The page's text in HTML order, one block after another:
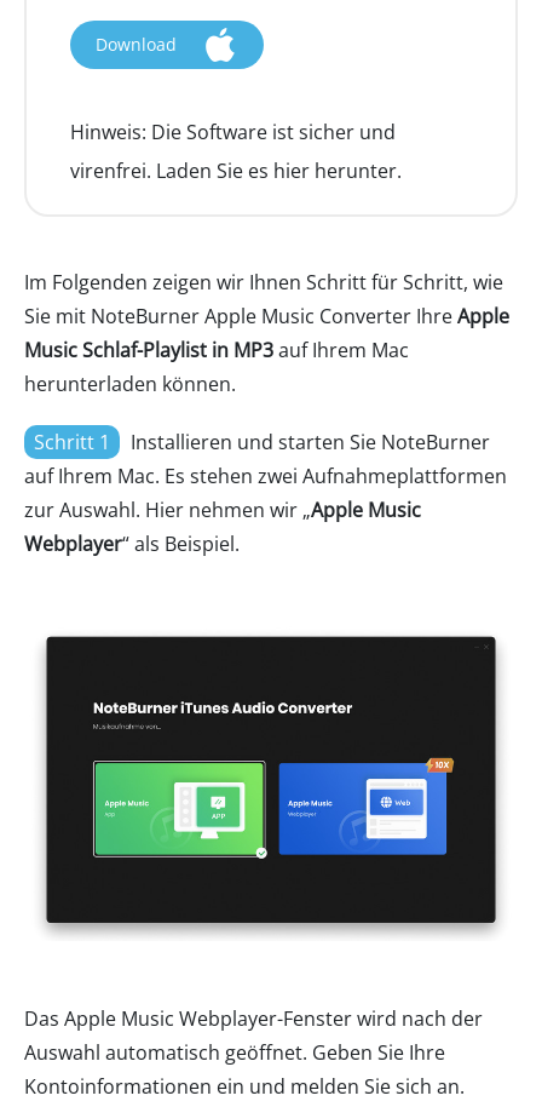
Download
Hinweis: Die Software ist sicher und
virenfrei. Laden Sie es hier herunter.
Im Folgenden zeigen wir Ihnen Schritt für Schritt, wie
Sie mit NoteBurner Apple Music Converter IhreApple
Music Schlaf-Playlist in MP3auf Ihrem Mac
herunterladen können.
Schritt 1
Installieren und starten Sie NoteBurner
auf Ihrem Mac. Es stehen zwei Aufnahmeplattformen
zur Auswahl. Hier nehmen wir „Apple Music
Webplayer“ als Beispiel.
Das Apple Music Webplayer-Fenster wird nach der
Auswahl automatisch geöffnet. Geben Sie Ihre
Kontoinformationen ein und melden Sie sich an.